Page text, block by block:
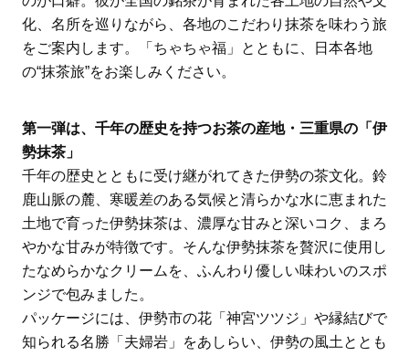
化、名所を巡りながら、各地のこだわり抹茶を味わう旅
をご案内します。「ちゃちゃ福」とともに、日本各地
の“抹茶旅”をお楽しみください。
第一弾は、千年の歴史を持つお茶の産地・三重県の「伊
勢抹茶」
千年の歴史とともに受け継がれてきた伊勢の茶文化。鈴
鹿山脈の麓、寒暖差のある気候と清らかな水に恵まれた
土地で育った伊勢抹茶は、濃厚な甘みと深いコク、まろ
やかな甘みが特徴です。そんな伊勢抹茶を贅沢に使用し
たなめらかなクリームを、ふんわり優しい味わいのスポ
ンジで包みました。
パッケージには、伊勢市の花「神宮ツツジ」や縁結びで
知られる名勝「夫婦岩」をあしらい、伊勢の風土ととも